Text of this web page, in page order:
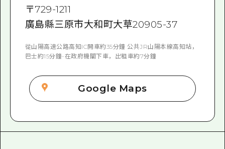
〒729-1211
廣島縣三原市大和町大草20905-37
從山陽高速公路高知IC開車約35分鐘 公共JR山陽本線高知站，
巴士約15分鐘-在政府機關下車，出租車約7分鐘
Google Maps